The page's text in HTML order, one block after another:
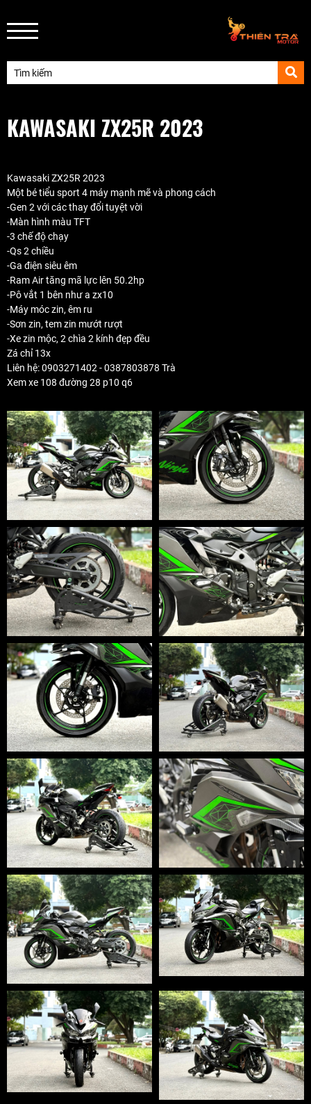
KAWASAKI ZX25R 2023
Kawasaki ZX25R 2023
Một bé tiểu sport 4 máy mạnh mẽ và phong cách
-Gen 2 với các thay đổi tuyệt vời
-Màn hình màu TFT
-3 chế độ chạy
-Qs 2 chiều
-Ga điện siêu êm
-Ram Air tăng mã lực lên 50.2hp
-Pô vắt 1 bên như a zx10
-Máy móc zin, êm ru
-Sơn zin, tem zin mướt rượt
-Xe zin mộc, 2 chìa 2 kính đẹp đều
Zá chỉ 13x
Liên hệ: 0903271402 - 0387803878 Trà
Xem xe 108 đường 28 p10 q6